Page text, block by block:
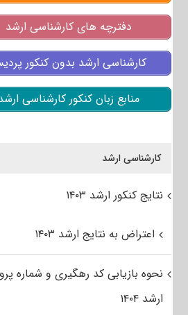
دفترچه های کارشناسی ارشد
کارشناسی ارشد بدون کنکور
منابع زبان کنکور کارشناسی
کارشناسی ارشد
نتایج کنکور ارشد ۱۴۰۳
اعتراض به نتایج ارشد ۱۴۰۳
نحوه بازیابی کد رهگیری و شماره
ارشد ۱۴۰۴